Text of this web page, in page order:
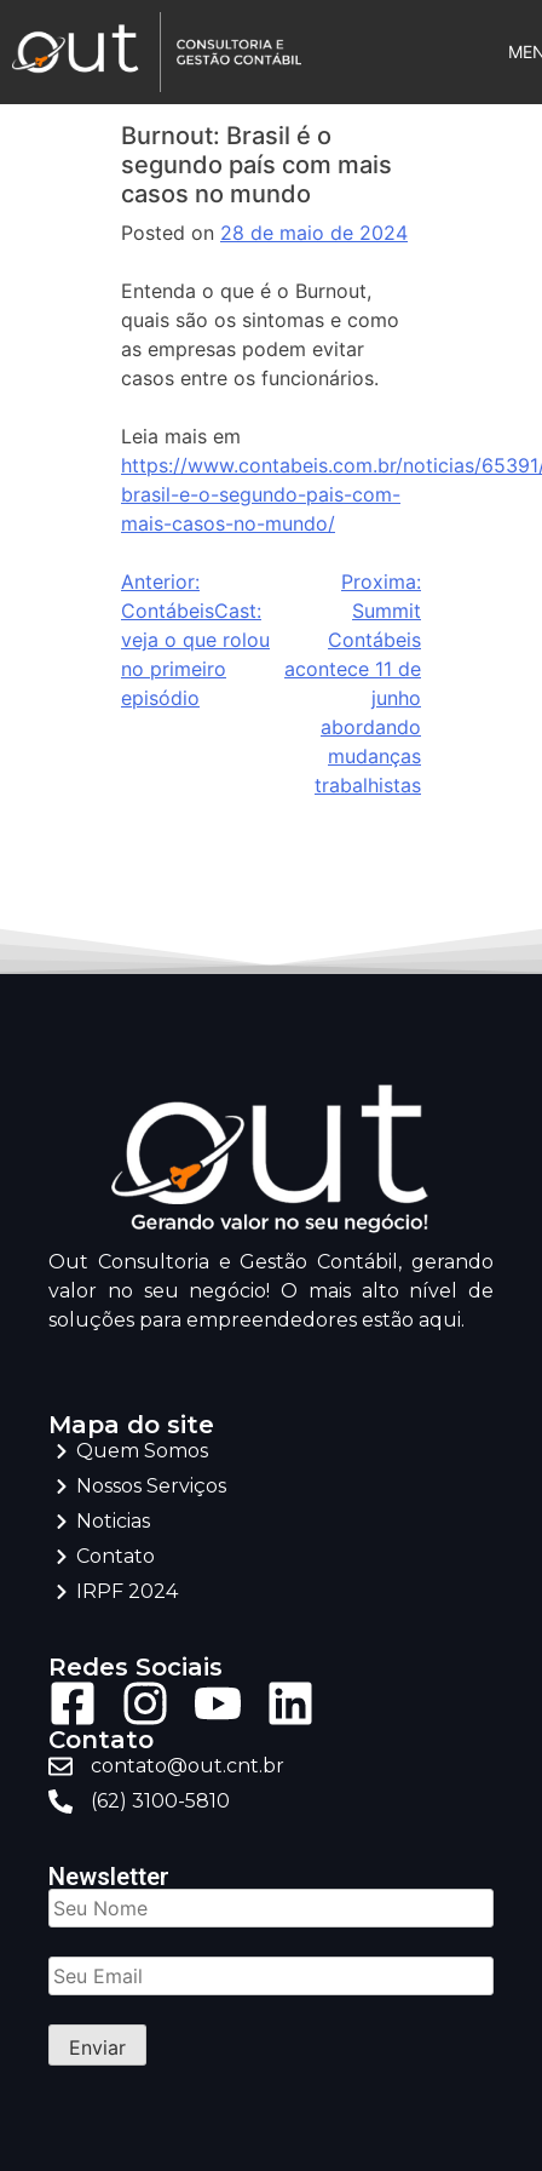
Burnout: Brasil é o
segundo país com mais
casos no mundo
Posted on 28 de maio de 2024
Entenda o que é o Burnout,
quais são os sintomas e como
as empresas podem evitar
casos entre os funcionários.
Leia mais em
https://www.contabeis.com.br/noticias/
brasil-e-o-segundo-pais-com-
mais-casos-no-mundo/
Anterior:
ContábeisCast:
veja o que rolou
no primeiro
episódio
Proxima:
Summit
Contábeis
acontece 11 de
junho
abordando
mudanças
trabalhistas
Out Consultoria e Gestão Contábil, gerando
valor no seu negócio! O mais alto nível de
soluções para empreendedores estão aqui.
Mapa do site
Quem Somos
Nossos Serviços
Noticias
Contato
IRPF 2024
Redes Sociais
Contato
contato@out.cnt.br
(62) 3100-5810
Newsletter